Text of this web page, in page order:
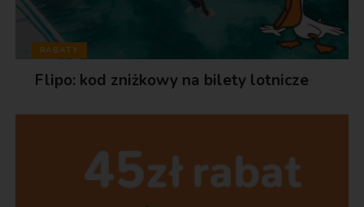
RABATY
Flipo: kod zniżkowy na bilety lotnicze